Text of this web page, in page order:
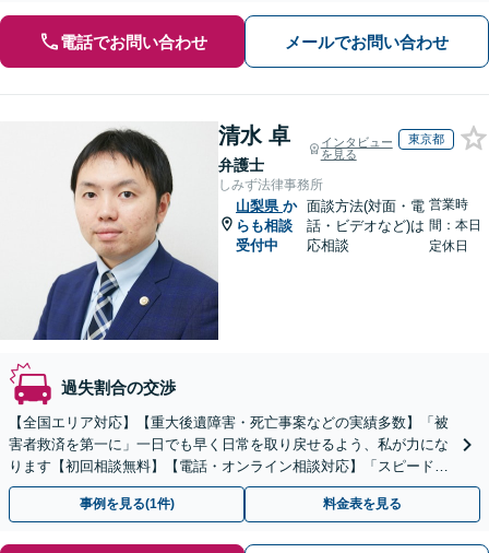
電話でお問い合わせ メールでお問い合わせ
清水 卓
弁護士
インタビュー
を見る
東京都
しみず法律事務所
山梨県 か
らも相談
受付中
面談方法(対面・電
話・ビデオなど)は
応相談
営業時
間：本日
定休日
過失割合の交渉
【全国エリア対応】【重大後遺障害・死亡事案などの実績多数】「被
害者救済を第一に」一日でも早く日常を取り戻せるよう、私が力にな
ります【初回相談無料】【電話・オンライン相談対応】「スピード対
応・納得できる解決を」「刑事裁判のニーズにも対応」
事例を見る(1件) 料金表を見る